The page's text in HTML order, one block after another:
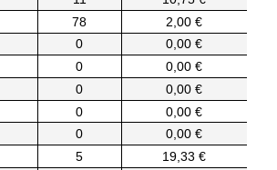
78
2,00 €
0
0,00 €
0
0,00 €
0
0,00 €
0
0,00 €
0
0,00 €
5
19,33 €